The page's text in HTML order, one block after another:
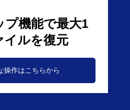
プ機能で最大1
イルを復元
操作はこちらから